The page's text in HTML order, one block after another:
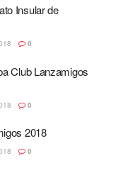
Insular de
0
Club Lanzamigos
0
2018
0